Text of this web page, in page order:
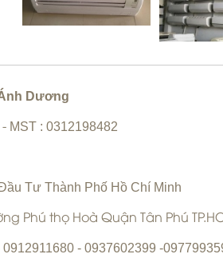
10 Dương
- MST : 0312198482
Tư Thành Phố Hồ Chí Minh
Phú thọ Hoà Quận Tân Phú
- 0937602399 -